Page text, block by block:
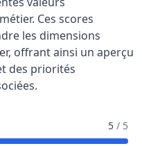
Ces scores
les dimensions
offrant ainsi un aperçu
des priorités
De Chargé / 5 / 5